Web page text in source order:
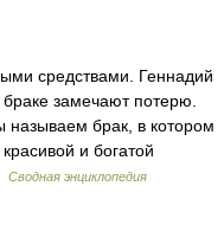
средствами. Геннадий
замечают потерю.
брак, в котором
и богатой
Сводная энциклопедия